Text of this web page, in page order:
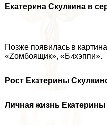
Екатерина Скулкина в
Позже появилась в
«Zомбоящик», «Бихэппи».
Рост Екатерины
Личная жизнь